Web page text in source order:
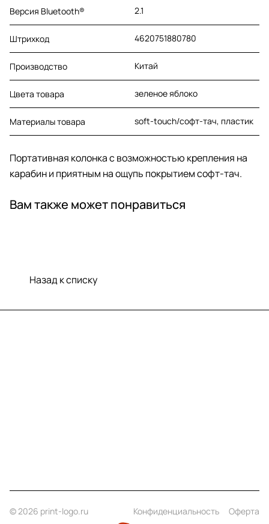
Версия Bluetooth® 2.1
Штрихкод 4620751880780
Производство Китай
Цвета товара зеленое яблоко
Материалы товара soft-touch/софт-тач, пластик
Портативная колонка с возможностью крепления на
карабин и приятным на ощупь покрытием софт-тач.
Вам также может понравиться
Назад к списку
© 2026 print-logo.ru Конфиденциальность
Оферта